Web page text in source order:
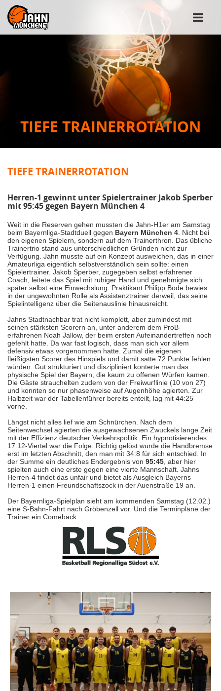
TIEFE TRAINERROTATION
TIEFE TRAINERROTATION
Herren-1 gewinnt unter Spielertrainer Jakob Sperber
mit 95:45 gegen Bayern München 4
Weit in die Reserven gehen mussten die Jahn-H1er am Samstag
beim Bayernliga-Stadtduell gegen Bayern München 4 . Nicht bei
den eigenen Spielern, sondern auf dem Trainerthron. Das übliche
Trainertrio stand aus unterschiedlichen Gründen nicht zur
Verfügung. Jahn musste auf ein Konzept ausweichen, das in einer
Amateurliga eigentlich selbstverständlich sein sollte: einen
Spielertrainer. Jakob Sperber, zugegeben selbst erfahrener
Coach, leitete das Spiel mit ruhiger Hand und genehmigte sich
später selbst eine Einwechslung. Praktikant Philipp Bode bewies
in der ungewohnten Rolle als Assistenztrainer derweil, das seine
Spielintelligenz über die Seitenauslinie hinausreicht.
Jahns Stadtnachbar trat nicht komplett, aber zumindest mit
seinen stärksten Scorern an, unter anderem dem ProB-
erfahrenen Noah Jallow, der beim ersten Aufeinandertreffen noch
gefehlt hatte. Da war fast logisch, dass man sich vor allem
defensiv etwas vorgenommen hatte. Zumal die eigenen
fleißigsten Scorer des Hinspiels und damit satte 72 Punkte fehlen
würden. Gut strukturiert und diszipliniert konterte man das
physische Spiel der Bayern, die kaum zu offenen Würfen kamen.
Die Gäste strauchelten zudem von der Freiwurflinie (10 von 27)
und konnten so nur phasenweise auf Augenhöhe agierten. Zur
Halbzeit war der Tabellenführer bereits enteilt, lag mit 44:25
vorne.
Längst nicht alles lief wie am Schnürchen. Nach dem
Seitenwechsel agierten die ausgewachsenen Zwuckels lange Zeit
mit der Effizienz deutscher Verkehrspolitik. Ein hypnotisierendes
17:12-Viertel war die Folge. Richtig gelöst wurde die Handbremse
erst im letzten Abschnitt, den man mit 34:8 für sich entschied. In
der Summe ein deutliches Endergebnis von 95:45 , aber hier
spielten auch eine erste gegen eine vierte Mannschaft. Jahns
Herren-4 findet das unfair und bietet als Ausgleich Bayerns
Herren-1 einen Freundschaftszock in der Auenstraße 19 an.
Der Bayernliga-Spielplan sieht am kommenden Samstag (12.02.)
eine S-Bahn-Fahrt nach Gröbenzell vor. Und die Terminpläne der
Trainer ein Comeback.